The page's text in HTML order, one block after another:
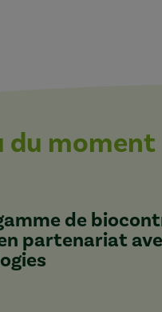
du moment
de
partenariat